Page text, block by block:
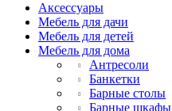
Аксессуары
Мебель для дачи
Мебель для детей
Мебель для дома
Антресоли
Банкетки
Барные столы
Барные шкафы